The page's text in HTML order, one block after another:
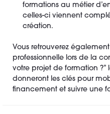
formations au métier
celles-ci viennent
création.
Vous retrouverez
professionnelle lors de la
votre projet de formation ?”
donneront les clés pour
financement et suivre une